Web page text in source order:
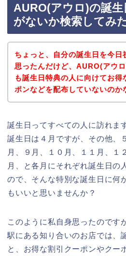
AURO(アウロ)の誕
がないか検索してみ
ちょっと、自分の誕生日を今日
思ったんだけど、AURO(アウ
も誕生日特典の人に向けてお得
ポンなどを配布していないのか
誕生日ってすべての人に訪れま
誕生日は４月ですが、その他、
月、９月、１０月、１１月、１
月、と各月にそれぞれ誕生日の
ので、そんな特別な誕生日に何
もいいと思いませんか？
このように私自身思ったのです
駅にある知り合いのお店では、
と、お得な割引クーポンやクー